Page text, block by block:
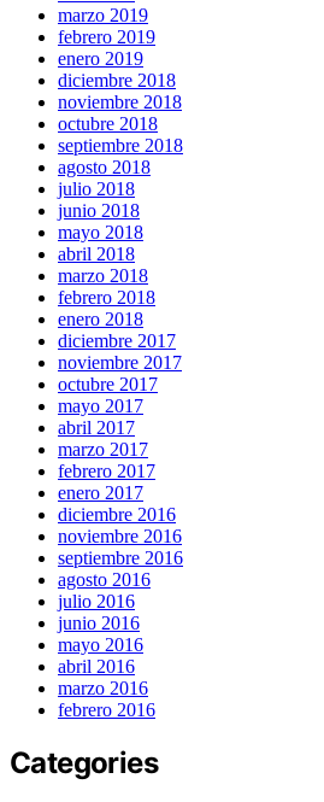
marzo 2019
febrero 2019
enero 2019
diciembre 2018
noviembre 2018
octubre 2018
septiembre 2018
agosto 2018
julio 2018
junio 2018
mayo 2018
abril 2018
marzo 2018
febrero 2018
enero 2018
diciembre 2017
noviembre 2017
octubre 2017
mayo 2017
abril 2017
marzo 2017
febrero 2017
enero 2017
diciembre 2016
noviembre 2016
septiembre 2016
agosto 2016
julio 2016
junio 2016
mayo 2016
abril 2016
marzo 2016
febrero 2016
Categories